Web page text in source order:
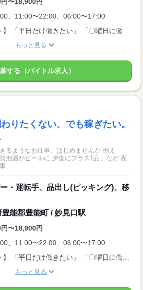
、11:00〜22:00、06:00〜17:00
もっと見る
する（バイトル求人）
りたくない、でも稼ぎたい。
るようなお仕事、はじめませんか 例え
泡酒がビールに 夕食にプラス1品」など 夜
...
・運転手、品出し(ピッキング)、移
能郡豊能町 / 妙見口駅
〜18,900円
、11:00〜22:00、06:00〜17:00
もっと見る